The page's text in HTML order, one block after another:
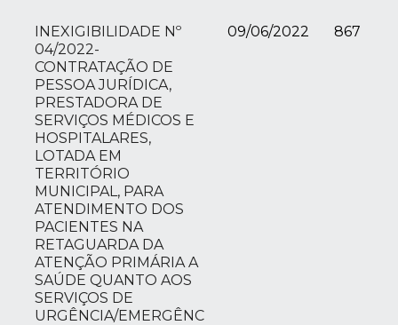
INEXIGIBILIDADE Nº
04/2022-
CONTRATAÇÃO DE
PESSOA JURÍDICA,
PRESTADORA DE
SERVIÇOS MÉDICOS E
HOSPITALARES,
LOTADA EM
TERRITÓRIO
MUNICIPAL, PARA
ATENDIMENTO DOS
PACIENTES NA
RETAGUARDA DA
ATENÇÃO PRIMÁRIA A
SAÚDE QUANTO AOS
SERVIÇOS DE
URGÊNCIA/EMERGÊNC
09/06/2022 867